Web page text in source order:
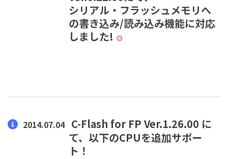
シリアル・フラッシュメモリへ
の書き込み/読み込み機能に対応
しました! ◎
2014.07.04 C-Flash for FP Ver.1.26.00 に
て、以下のCPUを追加サポー
ト！